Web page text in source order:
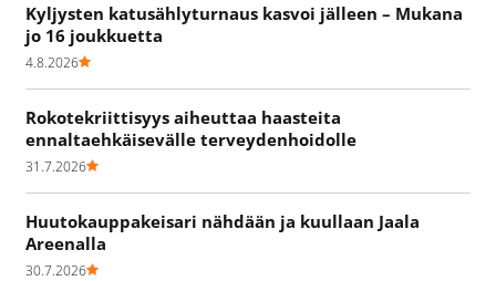
Kyljysten katusählyturnaus kasvoi jälleen – Mukana
jo 16 joukkuetta
4.8.2026
Rokotekriittisyys aiheuttaa haasteita
ennaltaehkäisevälle terveydenhoidolle
31.7.2026
Huutokauppakeisari nähdään ja kuullaan Jaala
Areenalla
30.7.2026